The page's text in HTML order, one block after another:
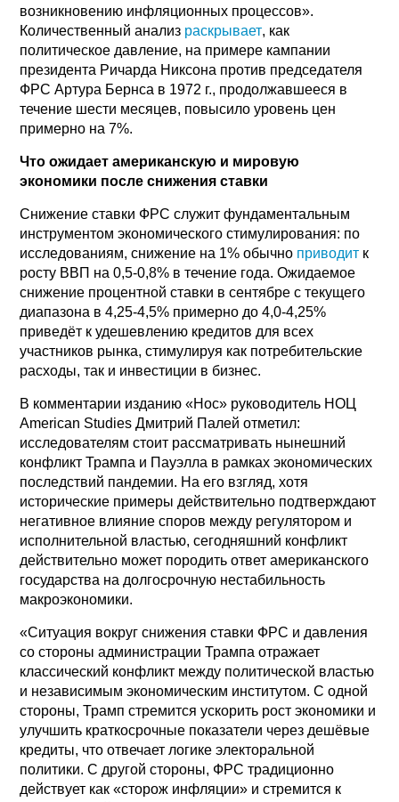
возникновению инфляционных процессов».
Количественный анализ раскрывает, как
политическое давление, на примере кампании
президента Ричарда Никсона против председателя
ФРС Артура Бернса в 1972 г., продолжавшееся в
течение шести месяцев, повысило уровень цен
примерно на 7%.
Что ожидает американскую и мировую
экономики после снижения ставки
Снижение ставки ФРС служит фундаментальным
инструментом экономического стимулирования: по
исследованиям, снижение на 1% обычно приводит к
росту ВВП на 0,5-0,8% в течение года. Ожидаемое
снижение процентной ставки в сентябре с текущего
диапазона в 4,25-4,5% примерно до 4,0-4,25%
приведёт к удешевлению кредитов для всех
участников рынка, стимулируя как потребительские
расходы, так и инвестиции в бизнес.
В комментарии изданию «Нос» руководитель НОЦ
American Studies Дмитрий Палей отметил:
исследователям стоит рассматривать нынешний
конфликт Трампа и Пауэлла в рамках экономических
последствий пандемии. На его взгляд, хотя
исторические примеры действительно подтверждают
негативное влияние споров между регулятором и
исполнительной властью, сегодняшний конфликт
действительно может породить ответ американского
государства на долгосрочную нестабильность
макроэкономики.
«Ситуация вокруг снижения ставки ФРС и давления
со стороны администрации Трампа отражает
классический конфликт между политической властью
и независимым экономическим институтом. С одной
стороны, Трамп стремится ускорить рост экономики и
улучшить краткосрочные показатели через дешёвые
кредиты, что отвечает логике электоральной
политики. С другой стороны, ФРС традиционно
действует как «сторож инфляции» и стремится к